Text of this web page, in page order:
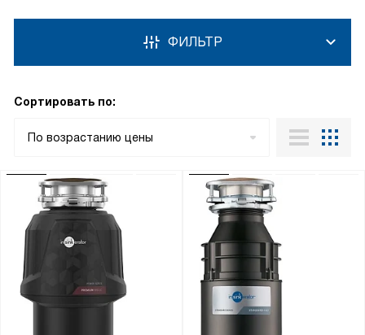
ФИЛЬТР
Сортировать по:
По возрастанию цены